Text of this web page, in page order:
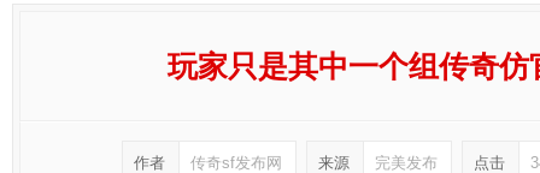
玩家只是其中一个组传奇
作者 传奇sf发布网 来源 完美发布 点击